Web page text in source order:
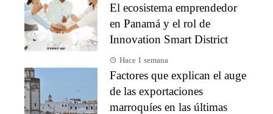
El ecosistema emprendedor
en Panamá y el rol de
Innovation Smart District
Hace 1 semana
Factores que explican el auge
de las exportaciones
marroquíes en las últimas